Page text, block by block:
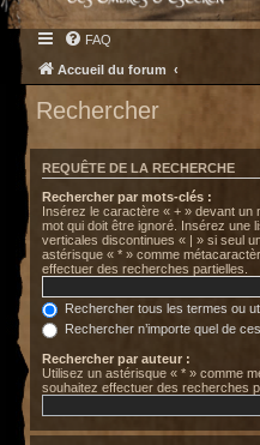
FAQ
Accueil du forum
Rechercher
REQUÊTE DE LA RECHERCHE
Rechercher par mots-clés :
Insérez le caractère « + » devant
mot qui doit être ignoré. Insérez une
verticales discontinues « | » si seul
astérisque « * » comme
effectuer des recherches partielles.
Rechercher tous les termes ou
Rechercher n’importe quel de
Rechercher par auteur :
Utilisez un astérisque « * » comme
souhaitez effectuer des recherches